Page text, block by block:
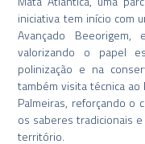
iniciativa tem início com
Avançado Beeorigem,
valorizando o papel
polinização e na
também visita técnica ao
Palmeiras, reforçando o
os saberes tradicionais
território.